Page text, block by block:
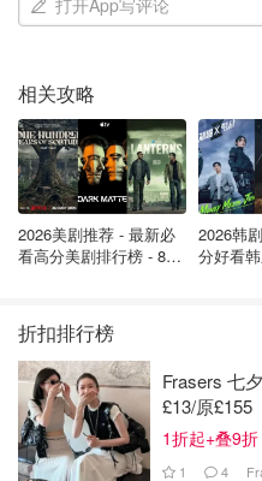
虽然友情花费不菲，但近三
12%的人宁愿削减其他开支
最舍得花钱，每月探望朋友
如何节省友情账单？专家教
当然，也有聪明人开始寻找
交方式。Rakuten储蓄专家
算限制、善用积分返现、预
值无可替代，但花得聪明更
顿高消费晚餐，有时候一杯
这场“友情账单”调查由
打开App写评论
相关攻略
2026美剧推荐 - 最新必
看高分美剧排行榜 - 8月
2026韩
分好看
折扣排行榜
Frasers 七
£13/原£155
1折起+叠9
1 4